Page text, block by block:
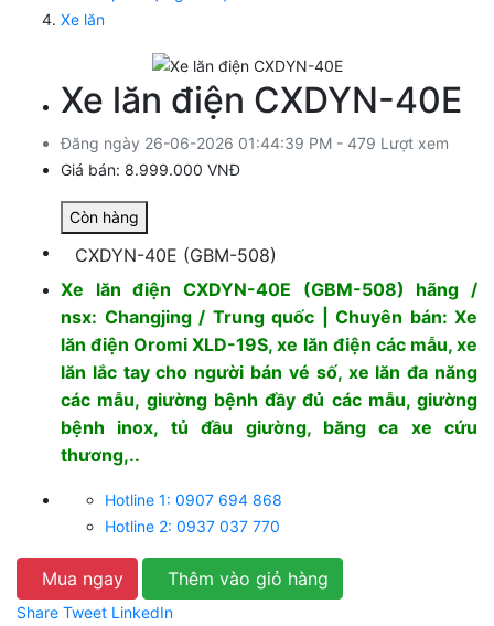
Xe lăn
Xe lăn điện CXDYN-40E
Đăng ngày 26-06-2026 01:44:39 PM - 479 Lượt xem
Giá bán: 8.999.000 VNĐ
Còn hàng
CXDYN-40E (GBM-508)
Xe lăn điện CXDYN-40E (GBM-508) hãng /
nsx: Changjing / Trung quốc | Chuyên bán: Xe
lăn điện Oromi XLD-19S, xe lăn điện các mẫu, xe
lăn lắc tay cho người bán vé số, xe lăn đa năng
các mẫu, giường bệnh đầy đủ các mẫu, giường
bệnh inox, tủ đầu giường, băng ca xe cứu
thương,..
Hotline 1: 0907 694 868
Hotline 2: 0937 037 770
Mua ngay Thêm vào giỏ hàng
Share Tweet LinkedIn